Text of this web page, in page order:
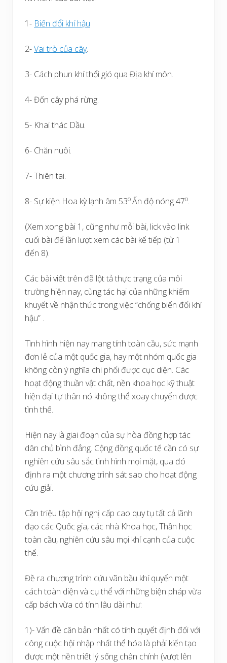
1- Biến đổi khí hậu
2-Vai trò của cây.
3- Cách phun khí thổi gió qua Địa khí môn.
4- Đốn cây phá rừng.
5- Khai thác Dầu.
6- Chăn nuôi.
7- Thiên tai.
8- Sự kiện Hoa kỳ lạnh âm 53oẤn độ nóng 47o.
(Xem xong bài 1, cũng như mỗi bài, lick vào link
cuối bài để lần lượt xem các bài kế tiếp (từ 1
đến 8).
Các bài viết trên đã lột tả thực trạng của môi
trường hiện nay, cùng tác hại của những khiếm
khuyết về nhận thức trong việc “chống biến đổi khí
hậu” .
Tình hình hiện nay mang tính toàn cầu, sức mạnh
đơn lẻ của một quốc gia, hay một nhóm quốc gia
không còn ý nghĩa chi phối được cục diện. Các
hoạt động thuần vật chất, nền khoa học kỹ thuật
hiện đại tự thân nó không thể xoay chuyển được
tình thế.
Hiện nay là giai đoạn của sự hòa đồng hợp tác
dân chủ bình đẳng. Cộng đồng quốc tế cần có sự
nghiên cứu sâu sắc tình hình mọi mặt, qua đó
định ra một chương trình sát sao cho hoạt động
cứu giải.
Cần triệu tập hội nghị cấp cao quy tụ tất cả lãnh
đạo các Quốc gia, các nhà Khoa học, Thần học
toàn cầu, nghiên cứu sâu mọi khí cạnh của cuộc
thế.
Đề ra chương trình cứu vãn bầu khí quyển một
cách toàn diện và cụ thể với những biện pháp vừa
cấp bách vừa có tính lâu dài như:
1)- Vấn đề căn bản nhất có tính quyết định đối với
công cuộc hội nhập nhất thể hóa là phải kiến tạo
được một nền triết lý sống chân chính (vượt lên